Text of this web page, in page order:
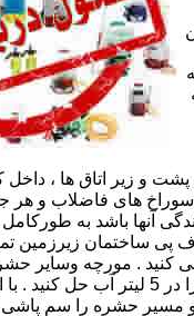
و زیر اتاق ها ، داخل
های فاضلاب و هر
آنها باشد به
پی ساختمان زیرزمین
کنید . مورچه وسایر
15 گرمی فایکام را در 5 لیتر
مسیر حشره را سم پاشی